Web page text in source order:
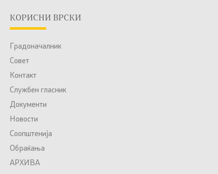
КОРИСНИ ВРСКИ
Градоначалник
Совет
Контакт
Службен гласник
Документи
Новости
Соопштенија
Обраќања
АРХИВА